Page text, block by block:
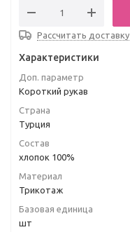
Рассчитать доставку
Характеристики
Доп. параметр
Короткий рукав
Страна
Турция
Состав
хлопок 100%
Материал
Трикотаж
Базовая единица
шт